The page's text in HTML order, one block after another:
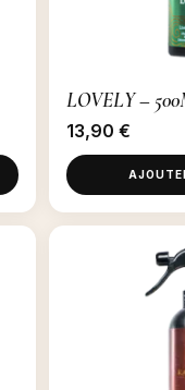
LOVELY –
13,90 €